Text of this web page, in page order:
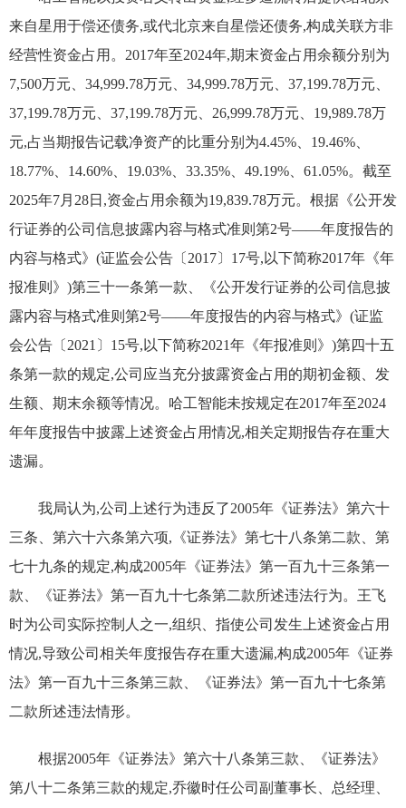
来自星用于偿还债务,或代北京来自星偿还债务,构成关联方非
经营性资金占用。2017年至2024年,期末资金占用余额分别为
7,500万元、34,999.78万元、34,999.78万元、37,199.78万元、
37,199.78万元、37,199.78万元、26,999.78万元、19,989.78万
元,占当期报告记载净资产的比重分别为4.45%、19.46%、
18.77%、14.60%、19.03%、33.35%、49.19%、61.05%。截至
2025年7月28日,资金占用余额为19,839.78万元。根据《公开发
行证券的公司信息披露内容与格式准则第2号——年度报告的
内容与格式》(证监会公告〔2017〕17号,以下简称2017年《年
报准则》)第三十一条第一款、《公开发行证券的公司信息披
露内容与格式准则第2号——年度报告的内容与格式》(证监
会公告〔2021〕15号,以下简称2021年《年报准则》)第四十五
条第一款的规定,公司应当充分披露资金占用的期初金额、发
生额、期末余额等情况。哈工智能未按规定在2017年至2024
年年度报告中披露上述资金占用情况,相关定期报告存在重大
遗漏。
我局认为,公司上述行为违反了2005年《证券法》第六十
三条、第六十六条第六项,《证券法》第七十八条第二款、第
七十九条的规定,构成2005年《证券法》第一百九十三条第一
款、《证券法》第一百九十七条第二款所述违法行为。王飞
时为公司实际控制人之一,组织、指使公司发生上述资金占用
情况,导致公司相关年度报告存在重大遗漏,构成2005年《证券
法》第一百九十三条第三款、《证券法》第一百九十七条第
二款所述违法情形。
根据2005年《证券法》第六十八条第三款、《证券法》
第八十二条第三款的规定,乔徽时任公司副董事长、总经理、